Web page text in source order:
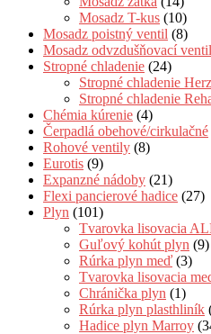
Mosadz T-kus (10)
Mosadz poistný ventil (8)
Mosadz odvzdušňovací ventil
Stropné chladenie (24)
Stropné chladenie Herz
Stropné chladenie
Chémia kúrenie (4)
Čerpadlá obehové/cirkulačné
Rohové ventily (8)
Eurotis (9)
Expanzné nádoby (21)
Flexi pancierové hadice (27)
Plyn (101)
Tvarovka lisovacia
Guľový kohút plyn (9)
Rúrka plyn meď (3)
Tvarovka lisovacia
Chránička plyn (1)
Rúrka plyn plasthliník
Hadice plyn Marroy